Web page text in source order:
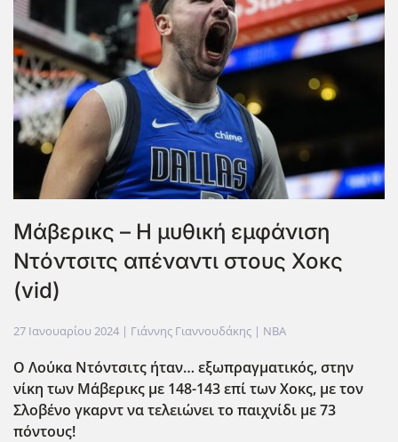
Μάβερικς – Η μυθική εμφάνιση
Ντόντσιτς απέναντι στους Χοκς
(vid)
27 Ιανουαρίου 2024 | Γιάννης Γιαννουδάκης | NBA
Ο Λούκα Ντόντσιτς ήταν… εξωπραγματικός, στην
νίκη των Μάβερικς με 148-143 επί των Χοκς, με τον
Σλοβένο γκαρντ να τελειώνει το παιχνίδι με 73
πόντους!